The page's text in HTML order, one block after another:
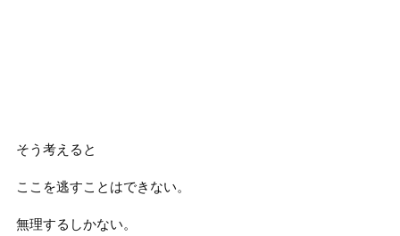
そう考えると
ここを逃すことはできない。
無理するしかない。